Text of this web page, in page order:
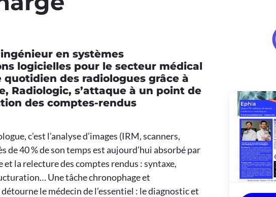
en systèmes
logicielles pour le secteur médical
des radiologues grâce à
Radiologic, s’attaque à un point de
des comptes-rendus
c’est l’analyse d’images (IRM, scanners,
de 40 % de son temps est aujourd’hui absorbé par
et la relecture des comptes rendus : syntaxe,
Une tâche chronophage et
le médecin de l’essentiel : le diagnostic et